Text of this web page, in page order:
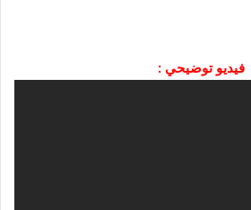
فيديو توضيحي :